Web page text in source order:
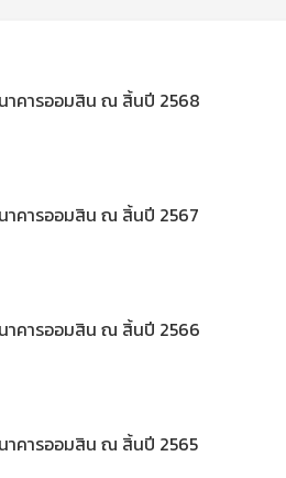
าคารออมสิน ณ สิ้นปี 2568
าคารออมสิน ณ สิ้นปี 2567
าคารออมสิน ณ สิ้นปี 2566
าคารออมสิน ณ สิ้นปี 2565